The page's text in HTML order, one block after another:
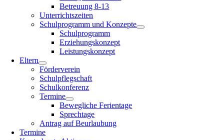
Betreuung 8-13
Unterrichtszeiten
Schulprogramm und Konzepte
Schulprogramm
Erziehungskonzept
Leistungskonzept
Eltern
Förderverein
Schulpflegschaft
Schulkonferenz
Termine
Bewegliche Ferientage
Sprechtage
Antrag auf Beurlaubung
Termine